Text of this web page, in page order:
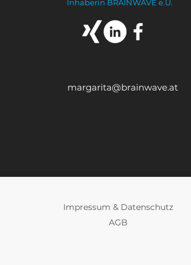
Inhaberin BRAINWAVE e.U.
margarita@brainwave.at
Impressum & Datenschutz
AGB